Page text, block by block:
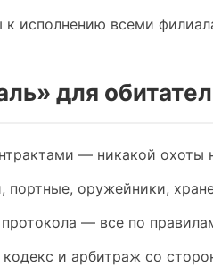
к исполнению всеми
для
— никакой охоты
портные, оружейники,
— все по
и арбитраж со